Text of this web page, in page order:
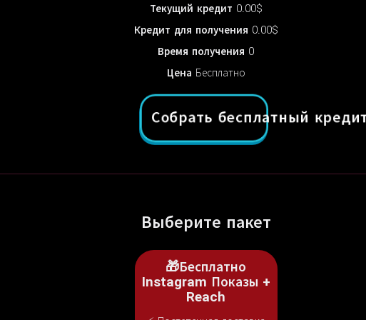
Текущий кредит 0.00$
Кредит для получения 0.00$
Время получения 0
Цена Бесплатно
Собрать бесплатный
Выберите пакет
🎁Бесплатно
Instagram Показы +
Reach